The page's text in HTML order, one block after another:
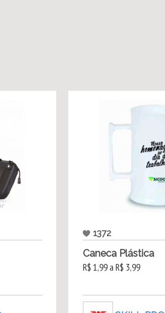
1372
Caneca Plástica
R$ 1,99 a R$ 3,99